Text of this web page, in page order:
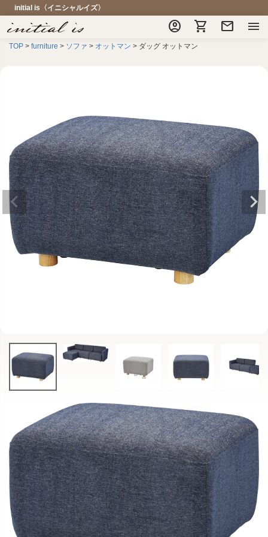
initial is〈イニシャルイズ〉
account_circle shopping_cart mail menu
TOP furniture ソファ オットマン ダッグ オットマン